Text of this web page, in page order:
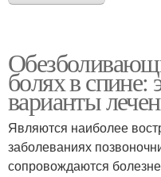
болях в
варианты
Являются наиболее
заболеваниях
сопровождаются